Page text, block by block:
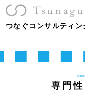
つなぐコンサルティン
date:
専門